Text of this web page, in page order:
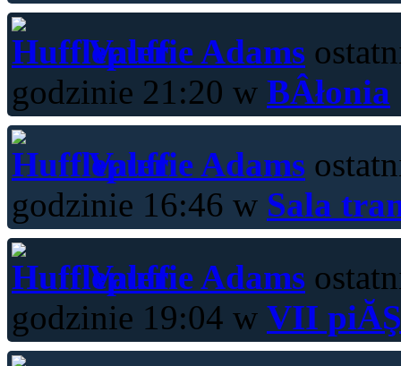
Valerie Adams
godzinie 21:20 w BÂłonia
Valerie Adams
godzinie 16:46 w Sala
Valerie Adams
godzinie 19:04 w VII